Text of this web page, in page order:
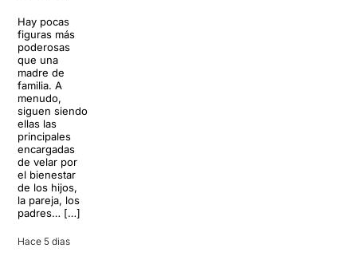
Hay pocas
figuras más
poderosas
que una
madre de
familia. A
menudo,
siguen siendo
ellas las
principales
encargadas
de velar por
el bienestar
de los hijos,
la pareja, los
padres… […]
Hace 5 dias